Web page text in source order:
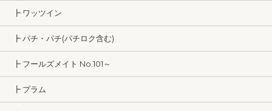
┣ ワッツイン
┣ パチ・パチ(パチロク含む)
┣ フールズメイト No.101～
┣ プラム